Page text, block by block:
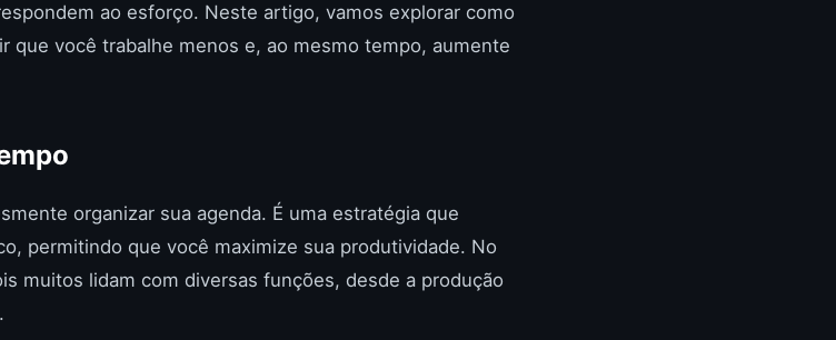
ao esforço. Neste artigo, vamos explorar como
que você trabalhe menos e, ao mesmo tempo, aumente
organizar sua agenda. É uma estratégia que
permitindo que você maximize sua produtividade. No
muitos lidam com diversas funções, desde a produção